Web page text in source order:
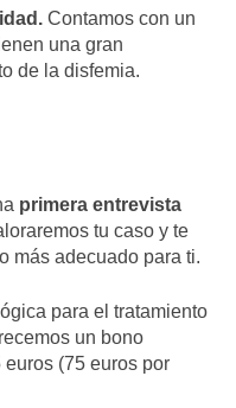
Contamos con un
una gran
de la disfemia.
primera entrevista
tu caso y te
más adecuado para ti.
para el tratamiento
un bono
(75 euros por